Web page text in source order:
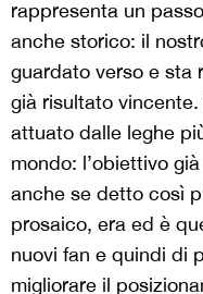
rappresenta un
anche storico: il
guardato verso e sta
già risultato
attuato dalle leghe
mondo: l’obiettivo
anche se detto così
prosaico, era ed è
nuovi fan e quindi di
migliorare il